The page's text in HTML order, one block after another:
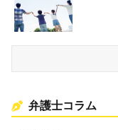
名誉棄損
弁護士コラム